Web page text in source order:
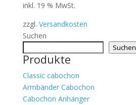
inkl. 19 % MwSt.
zzgl. Versandkosten
Suchen
Suchen
Produkte
Classic cabochon
Armbänder Cabochon
Cabochon Anhänger